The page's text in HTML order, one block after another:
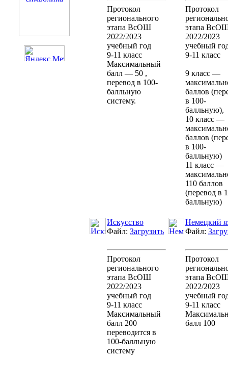
Протокол
регионального
этапа ВсОШ
2022/2023
учебный год
9-11 класс
Максимальный
балл — 50 ,
перевод в 100-
балльную
систему.
Протокол
этапа
2022/2023
учебный
9-11 класс
9 класс —
баллов
в 100-
балльную),
10 класс —
баллов
в 100-
балльную)
11 класс —
110 баллов
(перевод в
балльную)
Искусство
Файл: Загрузить
Протокол
регионального
этапа ВсОШ
2022/2023
учебный год
9-11 класс
Максимальный
балл 200
переводится в
100-балльную
систему
Немецкий
Файл:
Протокол
этапа
2022/2023
учебный
9-11 класс
балл 100